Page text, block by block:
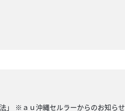
」 ※ａｕ沖縄セルラーからのお知ら